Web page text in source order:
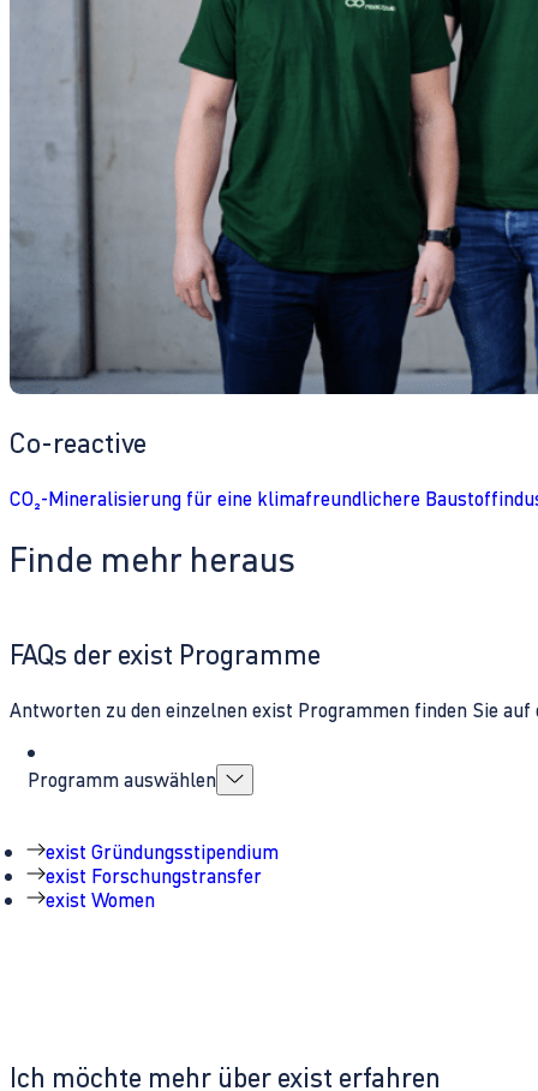
Co-reactive
CO₂-Mineralisierung für eine klimafreundlichere
Finde mehr heraus
Ich möchte mehr über exist erfahren
FAQs der exist Programme
Antworten zu den einzelnen exist Programmen finden Sie
Programm auswählen
exist Gründungsstipendium
exist Forschungstransfer
exist Women